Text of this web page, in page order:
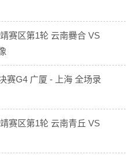
赛区第1轮 云南爨合 VS
赛G4 广厦 - 上海 全场录
赛区第1轮 云南青丘 VS